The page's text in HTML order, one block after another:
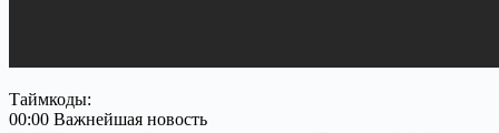
Таймкоды:
00:00 Важнейшая новость